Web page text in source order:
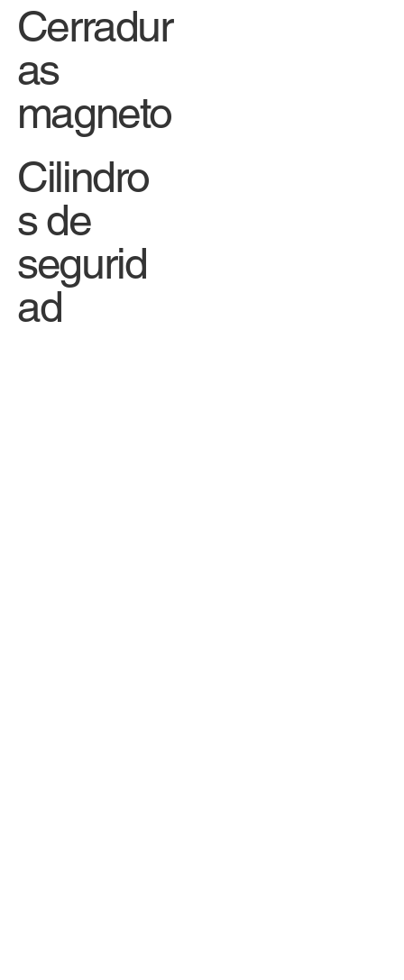
Cerradur
as
magneto
Cilindro
s de
segurid
ad